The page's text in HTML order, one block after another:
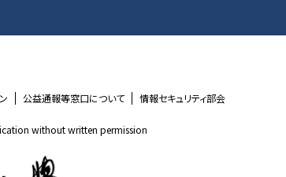
公益通報等窓口について 情報セキュリティ部会
without written permission